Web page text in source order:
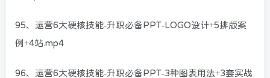
95、运营6大硬核技能-升职必备PPT-LOGO设计+5排版案
例+4站.mp4
96、运营6大硬核技能-升职必备PPT-3种图表用法+3套实战